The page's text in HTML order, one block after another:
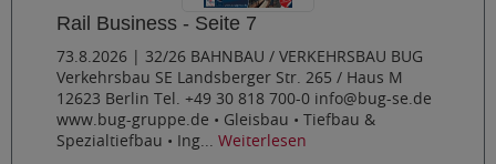
Rail Business - Seite 7
73.8.2026 | 32/26 BAHNBAU / VERKEHRSBAU BUG
Verkehrsbau SE Landsberger Str. 265 / Haus M
12623 Berlin Tel. +49 30 818 700-0 info@bug-se.de
www.bug-gruppe.de • Gleisbau • Tiefbau &
Spezialtiefbau • Ing... Weiterlesen